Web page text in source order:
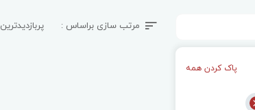
پاک کردن همه
مرتب سازی براساس : پربازدیدترین